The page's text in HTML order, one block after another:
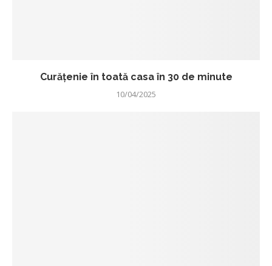
Curățenie în toată casa în 30 de minute
10/04/2025